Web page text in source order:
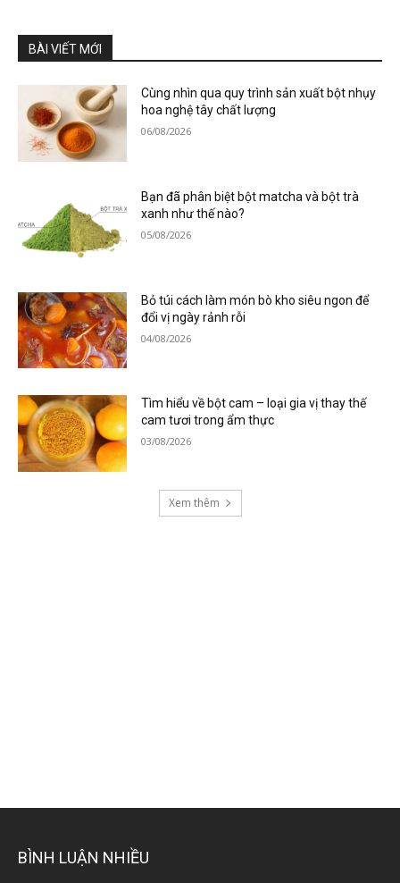
BÀI VIẾT MỚI
Cùng nhìn qua quy trình sản xuất bột nhụy
hoa nghệ tây chất lượng
06/08/2026
Bạn đã phân biệt bột matcha và bột trà
xanh như thế nào?
05/08/2026
Bỏ túi cách làm món bò kho siêu ngon để
đổi vị ngày rảnh rỗi
04/08/2026
Tìm hiểu về bột cam – loại gia vị thay thế
cam tươi trong ẩm thực
03/08/2026
Xem thêm
BÌNH LUẬN NHIỀU